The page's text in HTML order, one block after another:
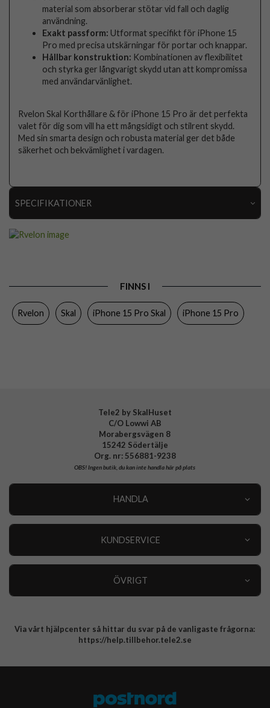
material som absorberar stötar vid fall och daglig
användning.
Exakt passform: Utformat specifikt för iPhone 15
Pro med precisa utskärningar för portar och knappar.
Hållbar konstruktion: Kombinationen av flexibilitet
och styrka ger långvarigt skydd utan att kompromissa
med användarvänlighet.
Rvelon Skal Korthållare & för iPhone 15 Pro är det perfekta
valet för dig som vill ha ett mångsidigt och stilrent skydd.
Med sin smarta design och robusta material ger det både
säkerhet och bekvämlighet i vardagen.
SPECIFIKATIONER
Färg Genomskinlig
FINNS I
Rvelon Skal iPhone 15 Pro Skal iPhone 15 Pro
Tele2 by SkalHuset
C/O Lowwi AB
Morabergsvägen 8
15242 Södertälje
Org. nr: 556881-9238
OBS!Ingen butik, du kan inte handla här på plats
HANDLA
KUNDSERVICE
ÖVRIGT
Integritetspolicy
Via vårt hjälpcenter så hittar du svar på de vanligaste frågorna:
https://help.tillbehor.tele2.se